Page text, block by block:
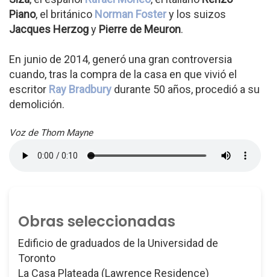
Piano, el británico Norman Fostery los suizos
Jacques Herzogy Pierre de Meuron.
En junio de 2014, generó una gran controversia
cuando, tras la compra de la casa en que vivió el
escritor Ray Bradbury durante 50 años, procedió a su
demolición.
Voz de Thom Mayne
Obras seleccionadas
Edificio de graduados de la Universidad de
Toronto
La Casa Plateada (Lawrence Residence)